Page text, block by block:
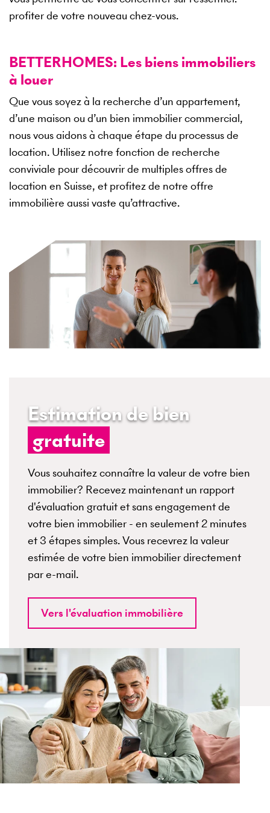
profiter de votre nouveau chez-vous.
BETTERHOMES: Les biens immobiliers
à louer
Que vous soyez à la recherche d’un appartement,
d’une maison ou d’un bien immobilier commercial,
nous vous aidons à chaque étape du processus de
location. Utilisez notre fonction de recherche
conviviale pour découvrir de multiples offres de
location en Suisse, et profitez de notre offre
immobilière aussi vaste qu’attractive.
Estimation de bien
gratuite
Vous souhaitez connaître la valeur de votre bien
immobilier? Recevez maintenant un rapport
d'évaluation gratuit et sans engagement de
votre bien immobilier - en seulement 2 minutes
et 3 étapes simples. Vous recevrez la valeur
estimée de votre bien immobilier directement
par e-mail.
Vers l'évaluation immobilière